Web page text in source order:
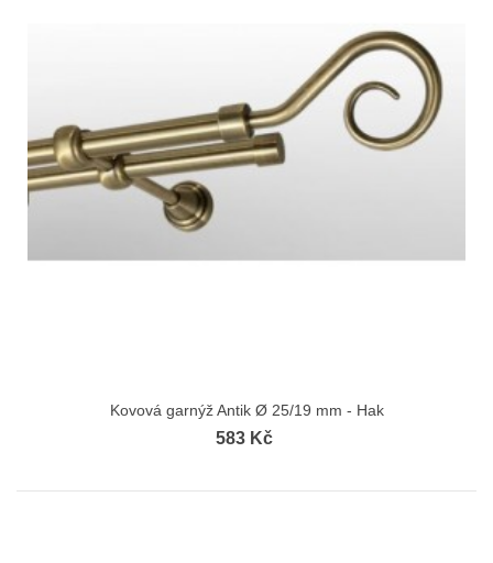
Kovová garnýž Antik Ø 25/19 mm - Hak
583 Kč